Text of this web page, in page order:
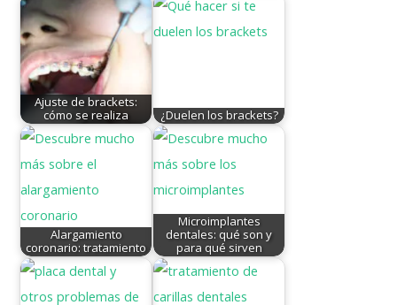
Ajuste de brackets:
cómo se realiza
¿Duelen los brackets?
Alargamiento
coronario: tratamiento
Microimplantes
dentales: qué son y
para qué sirven